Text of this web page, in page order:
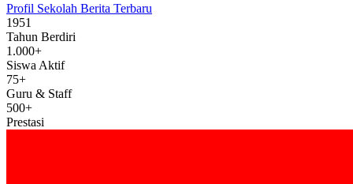
Profil Sekolah Berita Terbaru
1951
Tahun Berdiri
1.000+
Siswa Aktif
75+
Guru & Staff
500+
Prestasi